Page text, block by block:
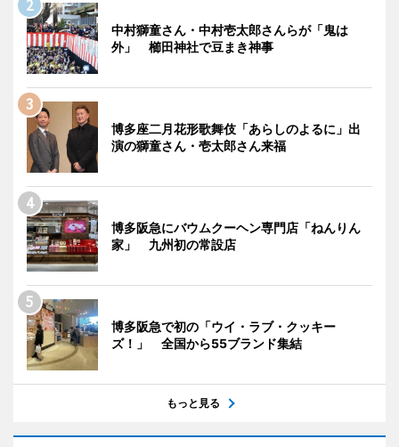
中村獅童さん・中村壱太郎さんらが「鬼は
外」 櫛田神社で豆まき神事
博多座二月花形歌舞伎「あらしのよるに」出
演の獅童さん・壱太郎さん来福
博多阪急にバウムクーヘン専門店「ねんりん
家」 九州初の常設店
博多阪急で初の「ウイ・ラブ・クッキー
ズ！」 全国から55ブランド集結
もっと見る